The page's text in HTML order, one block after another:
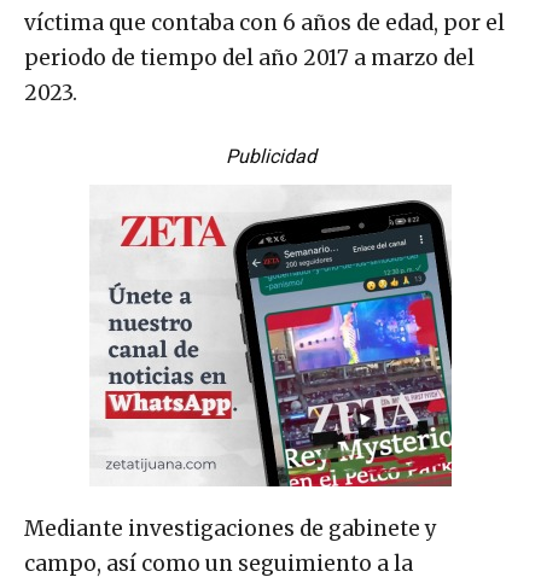
víctima que contaba con 6 años de edad, por el
periodo de tiempo del año 2017 a marzo del
2023.
Publicidad
Mediante investigaciones de gabinete y
campo, así como un seguimiento a la